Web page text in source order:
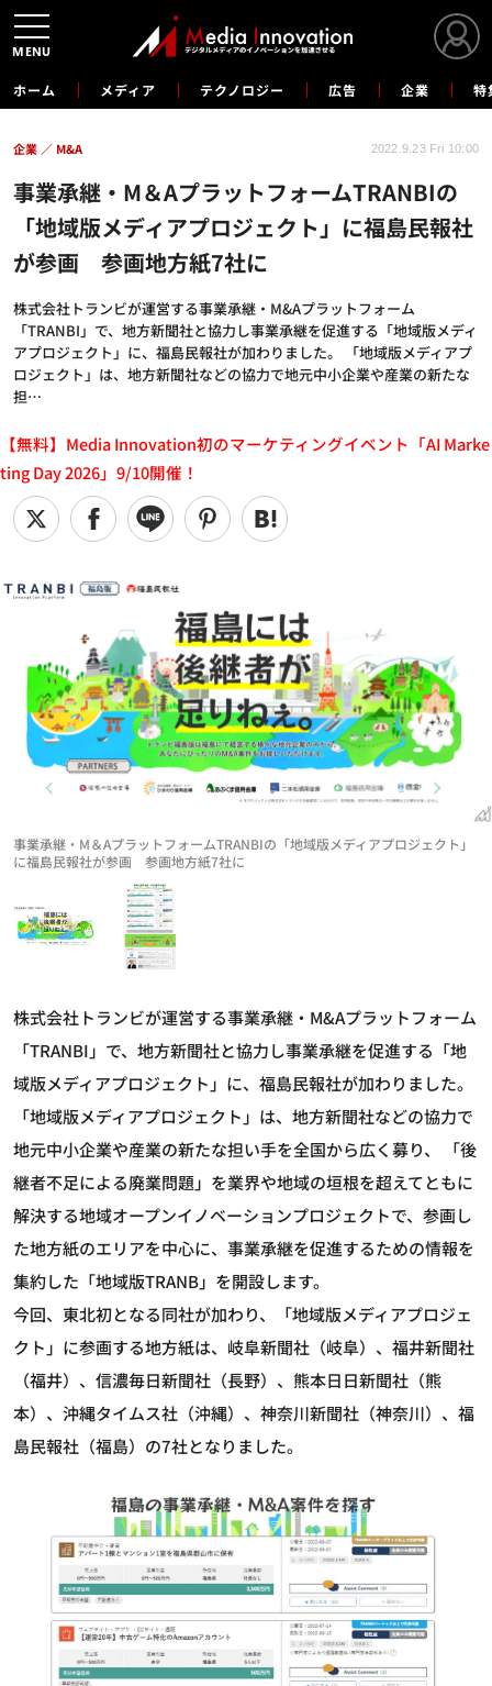
ホーム メディア テクノロジー 広告 企業 特
事業承継・M＆AプラットフォームTRANBIの
「地域版メディアプロジェクト」に福島民報社
が参画 参画地方紙7社に
株式会社トランビが運営する事業承継・M&Aプラットフォーム
「TRANBI」で、地方新聞社と協力し事業承継を促進する「地域版メディ
アプロジェクト」に、福島民報社が加わりました。 「地域版メディアプ
ロジェクト」は、地方新聞社などの協力で地元中小企業や産業の新たな
担…
企業 M&A 2022.9.23 Fri 10:00
【無料】Media Innovation初のマーケティングイベント「AI Marke
ting Day 2026」9/10開催！
事業承継・M＆AプラットフォームTRANBIの「地域版メディアプロジェクト」
に福島民報社が参画 参画地方紙7社に
株式会社トランビが運営する事業承継・M&Aプラットフォーム
「TRANBI」で、地方新聞社と協力し事業承継を促進する「地
域版メディアプロジェクト」に、福島民報社が加わりました。
「地域版メディアプロジェクト」は、地方新聞社などの協力で
地元中小企業や産業の新たな担い手を全国から広く募り、 「後
継者不足による廃業問題」を業界や地域の垣根を超えてともに
解決する地域オープンイノベーションプロジェクトで、参画し
た地方紙のエリアを中心に、事業承継を促進するための情報を
集約した「地域版TRANB」を開設します。
今回、東北初となる同社が加わり、「地域版メディアプロジェ
クト」に参画する地方紙は、岐阜新聞社（岐阜）、福井新聞社
（福井）、信濃毎日新聞社（長野）、熊本日日新聞社（熊
本）、沖縄タイムス社（沖縄）、神奈川新聞社（神奈川）、福
島民報社（福島）の7社となりました。
MENU